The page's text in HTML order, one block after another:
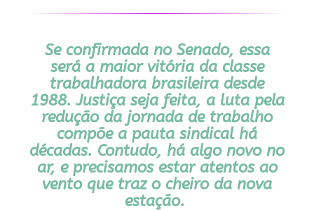
Se confirmada no Senado, essa
será a maior vitória da classe
trabalhadora brasileira desde
1988. Justiça seja feita, a luta pela
redução da jornada de trabalho
compõe a pauta sindical há
décadas. Contudo, há algo novo no
ar, e precisamos estar atentos ao
vento que traz o cheiro da nova
estação.